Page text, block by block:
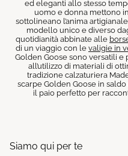
ed eleganti allo stesso
uomo e donna mettono
sottolineano l’anima
modello unico e diverso
quotidianità abbinate alle
di un viaggio con le valigie in
Golden Goose sono versatili
all’utilizzo di materiali di
tradizione calzaturiera
scarpe Golden Goose in
il paio perfetto per
Siamo qui per te